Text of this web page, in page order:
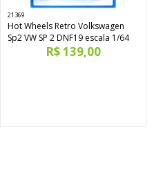
21369
Hot Wheels Retro Volkswagen
Sp2 VW SP 2 DNF19 escala 1/64
R$ 139,00